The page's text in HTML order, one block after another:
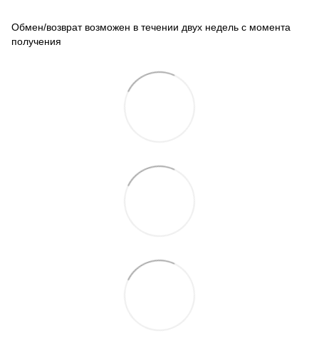
Обмен/возврат возможен в течении двух недель с момента
получения